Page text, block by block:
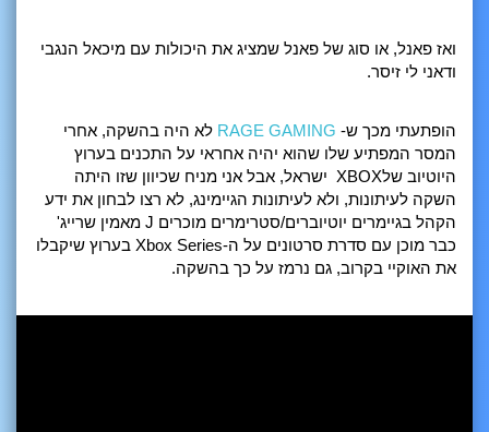
ואז פאנל, או סוג של פאנל שמציג את היכולות עם מיכאל הנגבי
ודאני לי זיסר.
הופתעתי מכך ש- RAGE GAMING לא היה בהשקה, אחרי
המסר המפתיע שלו שהוא יהיה אחראי על התכנים בערוץ
היוטיוב שלXBOX ישראל, אבל אני מניח שכיוון שזו היתה
השקה לעיתונות, ולא לעיתונות הגיימינג, לא רצו לבחון את ידע
הקהל בגיימרים יוטיוברים/סטרימרים מוכרים J מאמין שרייג'
כבר מוכן עם סדרת סרטונים על ה-Xbox Series בערוץ שיקבלו
את האוקיי בקרוב, גם נרמז על כך בהשקה.